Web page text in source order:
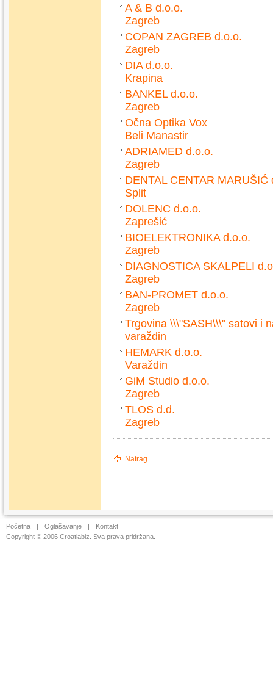
A & B d.o.o.
Zagreb
COPAN ZAGREB d.o.o.
Zagreb
DIA d.o.o.
Krapina
BANKEL d.o.o.
Zagreb
Očna Optika Vox
Beli Manastir
ADRIAMED d.o.o.
Zagreb
DENTAL CENTAR MARUŠIĆ
Split
DOLENC d.o.o.
Zaprešić
BIOELEKTRONIKA d.o.o.
Zagreb
DIAGNOSTICA SKALPELI
Zagreb
BAN-PROMET d.o.o.
Zagreb
Trgovina \\\"SASH\\\" satovi i
varaždin
HEMARK d.o.o.
Varaždin
GiM Studio d.o.o.
Zagreb
TLOS d.d.
Zagreb
Natrag
Početna | Oglašavanje |
Kontakt
Copyright © 2006 Croatiabiz. Sva prava pridržana.